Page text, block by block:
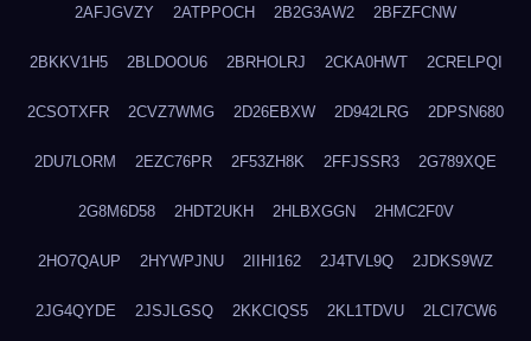
2AFJGVZY 2ATPPOCH 2B2G3AW2 2BFZFCNW
2BKKV1H5 2BLDOOU6 2BRHOLRJ 2CKA0HWT 2CRELPQI
2CSOTXFR 2CVZ7WMG 2D26EBXW 2D942LRG 2DPSN680
2DU7LORM 2EZC76PR 2F53ZH8K 2FFJSSR3 2G789XQE
2G8M6D58 2HDT2UKH 2HLBXGGN 2HMC2F0V
2HO7QAUP 2HYWPJNU 2IIHI162 2J4TVL9Q 2JDKS9WZ
2JG4QYDE 2JSJLGSQ 2KKCIQS5 2KL1TDVU 2LCI7CW6